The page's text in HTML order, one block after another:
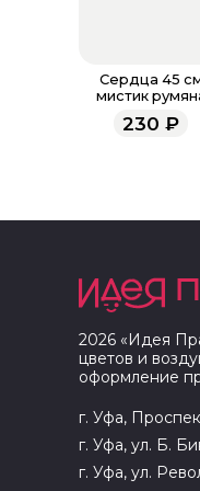
Сердца 45
мистик
230 ₽
2026 «Идея
цветов и
оформление
г. Уфа,
г. Уфа, ул. Б.
г. Уфа, ул.